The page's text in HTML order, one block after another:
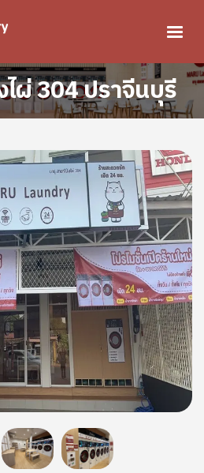
ไผ่ 304 ปราจีนบุรี